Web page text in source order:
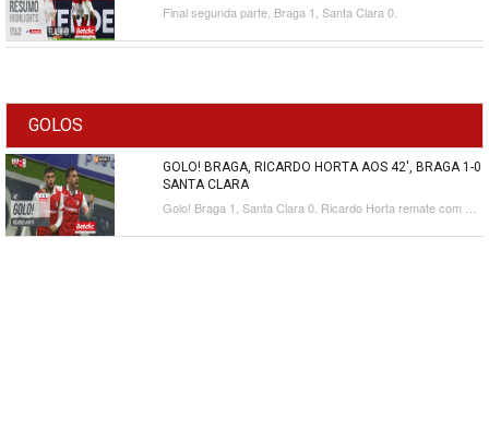
Final segunda parte, Braga 1, Santa Clara 0.
GOLOS
GOLO! BRAGA, RICARDO HORTA AOS 42', BRAGA 1-0
SANTA CLARA